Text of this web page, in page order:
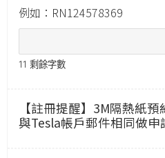
例如：RN124578369
11 剩餘字數
【註冊提醒】3M隔熱紙
與Tesla帳戶郵件相同做申